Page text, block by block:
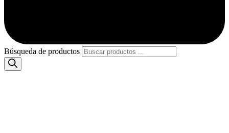
Búsqueda de productos